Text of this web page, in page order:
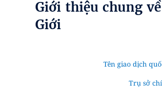
Giới thiệu chung
Giới
Tên giao dịch
Trụ sở